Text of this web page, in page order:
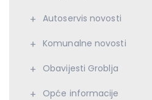
Autoservis novosti
Komunalne novosti
Obavijesti Groblja
Opće informacije